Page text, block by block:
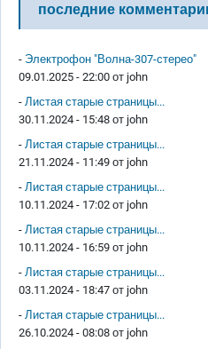
последние
- Электрофон "Волна-307-стерео"
09.01.2025 - 22:00 от john
- Листая старые страницы...
30.11.2024 - 15:48 от john
- Листая старые страницы...
21.11.2024 - 11:49 от john
- Листая старые страницы...
10.11.2024 - 17:02 от john
- Листая старые страницы...
10.11.2024 - 16:59 от john
- Листая старые страницы...
03.11.2024 - 18:47 от john
- Листая старые страницы...
26.10.2024 - 08:08 от john